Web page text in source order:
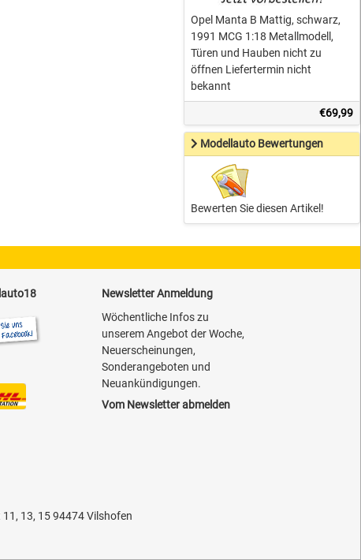
Opel Manta B Mattig, schwarz,
1991 MCG 1:18 Metallmodell,
Türen und Hauben nicht zu
öffnen Liefertermin nicht
bekannt
€69,99
Modellauto Bewertungen
Bewerten Sie diesen Artikel!
Newsletter Anmeldung
Wöchentliche Infos zu
unserem Angebot der Woche,
Neuerscheinungen,
Sonderangeboten und
Neuankündigungen.
Vom Newsletter abmelden
13, 15 94474 Vilshofen